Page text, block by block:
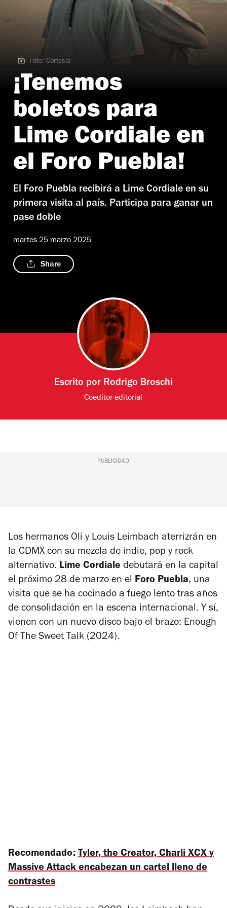
Foto: Cortesía
Foto: Cortesía
¡Tenemos
boletos para
Lime Cordiale en
el Foro Puebla!
El Foro Puebla recibirá a Lime Cordiale en su
primera visita al país. Participa para ganar un
pase doble
martes 25 marzo 2025
Share
Escrito por Rodrigo Broschi
Coeditor editorial
PUBLICIDAD
Los hermanos Oli y Louis Leimbach aterrizrán en
la CDMX con su mezcla de indie, pop y rock
alternativo. Lime Cordiale debutará en la capital
el próximo 28 de marzo en el Foro Puebla, una
visita que se ha cocinado a fuego lento tras años
de consolidación en la escena internacional. Y sí,
vienen con un nuevo disco bajo el brazo: Enough
Of The Sweet Talk (2024).
Recomendado: Tyler, the Creator, Charli XCX y
Massive Attack encabezan un cartel lleno de
contrastes